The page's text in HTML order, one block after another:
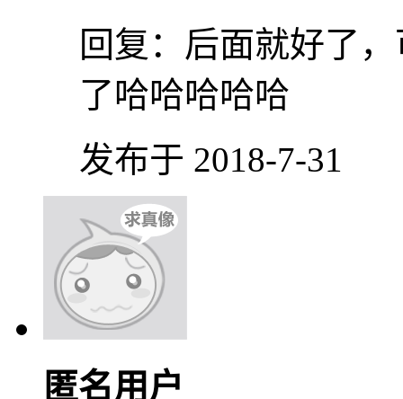
回复： 后面就好了
了哈哈哈哈哈
发布于 2018-7-31
匿名用户